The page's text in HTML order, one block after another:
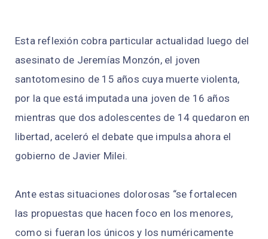
Esta reflexión cobra particular actualidad luego del
asesinato de Jeremías Monzón, el joven
santotomesino de 15 años cuya muerte violenta,
por la que está imputada una joven de 16 años
mientras que dos adolescentes de 14 quedaron en
libertad, aceleró el debate que impulsa ahora el
gobierno de Javier Milei.
Ante estas situaciones dolorosas “se fortalecen
las propuestas que hacen foco en los menores,
como si fueran los únicos y los numéricamente